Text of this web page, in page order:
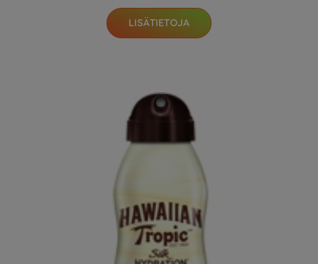
LISÄTIETOJA